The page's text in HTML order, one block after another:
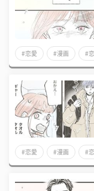
#恋愛 #漫画 #
#恋愛 #漫画 #